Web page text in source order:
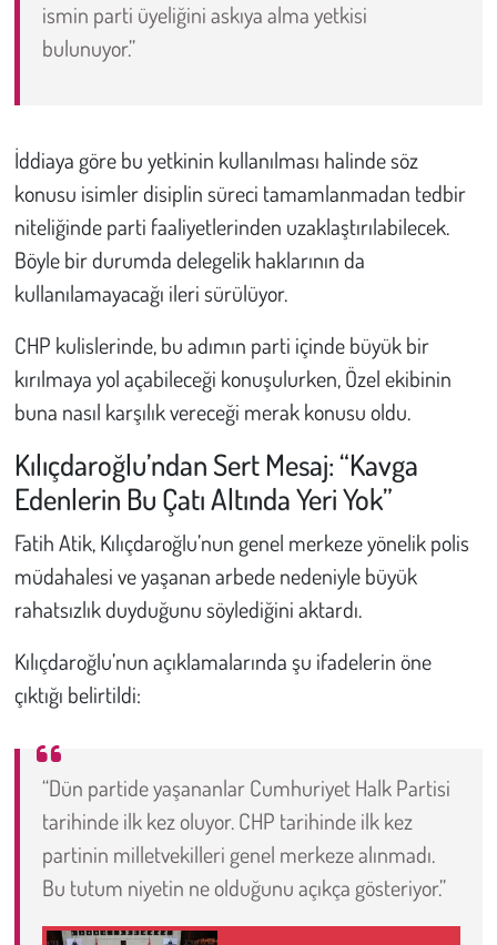
ismin parti üyeliğini askıya alma yetkisi
bulunuyor.”
İddiaya göre bu yetkinin kullanılması halinde söz
konusu isimler disiplin süreci tamamlanmadan tedbir
niteliğinde parti faaliyetlerinden uzaklaştırılabilecek.
Böyle bir durumda delegelik haklarının da
kullanılamayacağı ileri sürülüyor.
CHP kulislerinde, bu adımın parti içinde büyük bir
kırılmaya yol açabileceği konuşulurken, Özel ekibinin
buna nasıl karşılık vereceği merak konusu oldu.
Kılıçdaroğlu’ndan Sert Mesaj: “Kavga
Edenlerin Bu Çatı Altında Yeri Yok”
Fatih Atik, Kılıçdaroğlu’nun genel merkeze yönelik polis
müdahalesi ve yaşanan arbede nedeniyle büyük
rahatsızlık duyduğunu söylediğini aktardı.
Kılıçdaroğlu’nun açıklamalarında şu ifadelerin öne
çıktığı belirtildi:
“Dün partide yaşananlar Cumhuriyet Halk Partisi
tarihinde ilk kez oluyor. CHP tarihinde ilk kez
partinin milletvekilleri genel merkeze alınmadı.
Bu tutum niyetin ne olduğunu açıkça gösteriyor.”